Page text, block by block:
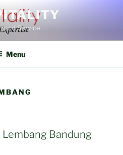
Service
Menu
Lembang Bandung